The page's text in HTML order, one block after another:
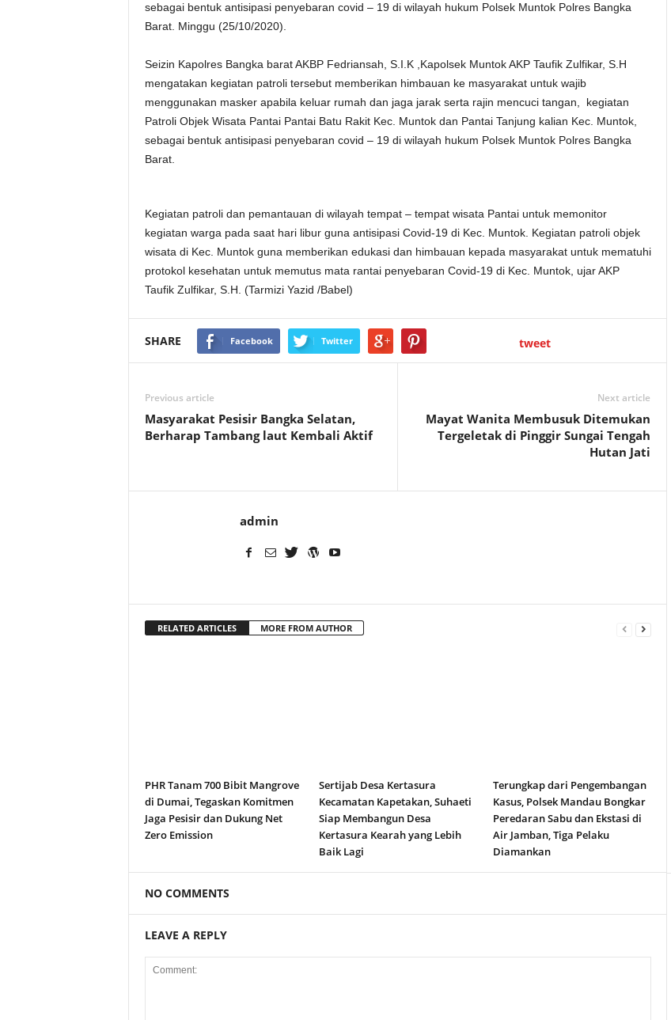
sebagai bentuk antisipasi penyebaran covid – 19 di wilayah hukum Polsek Muntok Polres Bangka
Barat. Minggu (25/10/2020).
Seizin Kapolres Bangka barat AKBP Fedriansah, S.I.K ,Kapolsek Muntok AKP Taufik Zulfikar, S.H
mengatakan kegiatan patroli tersebut memberikan himbauan ke masyarakat untuk wajib
menggunakan masker apabila keluar rumah dan jaga jarak serta rajin mencuci tangan, kegiatan
Patroli Objek Wisata Pantai Pantai Batu Rakit Kec. Muntok dan Pantai Tanjung kalian Kec. Muntok,
sebagai bentuk antisipasi penyebaran covid – 19 di wilayah hukum Polsek Muntok Polres Bangka
Barat.
Kegiatan patroli dan pemantauan di wilayah tempat – tempat wisata Pantai untuk memonitor
kegiatan warga pada saat hari libur guna antisipasi Covid-19 di Kec. Muntok. Kegiatan patroli objek
wisata di Kec. Muntok guna memberikan edukasi dan himbauan kepada masyarakat untuk mematuhi
protokol kesehatan untuk memutus mata rantai penyebaran Covid-19 di Kec. Muntok, ujar AKP
Taufik Zulfikar, S.H. (Tarmizi Yazid /Babel)
SHARE Facebook Twitter tweet
Previous article
Masyarakat Pesisir Bangka Selatan,
Berharap Tambang laut Kembali Aktif
Next article
Mayat Wanita Membusuk Ditemukan
Tergeletak di Pinggir Sungai Tengah
Hutan Jati
admin
RELATED ARTICLES MORE FROM AUTHOR
PHR Tanam 700 Bibit Mangrove
di Dumai, Tegaskan Komitmen
Jaga Pesisir dan Dukung Net
Zero Emission
Sertijab Desa Kertasura
Kecamatan Kapetakan, Suhaeti
Siap Membangun Desa
Kertasura Kearah yang Lebih
Baik Lagi
Terungkap dari Pengembangan
Kasus, Polsek Mandau Bongkar
Peredaran Sabu dan Ekstasi di
Air Jamban, Tiga Pelaku
Diamankan
NO COMMENTS
LEAVE A REPLY